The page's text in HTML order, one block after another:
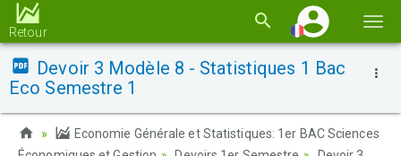
la
Retour
Devoir 3 Modèle 8 - Statistiques 1 Bac
Eco Semestre 1
Economie Générale et Statistiques: 1er BAC Sciences